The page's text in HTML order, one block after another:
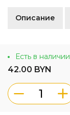
Описание
Есть в наличии
42.00 BYN